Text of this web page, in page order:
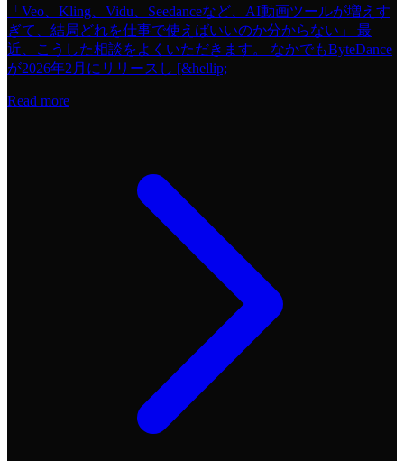
「Veo、Kling、Vidu、Seedanceなど、AI動画ツールが増えす
ぎて、結局どれを仕事で使えばいいのか分からない」 最
近、こうした相談をよくいただきます。 なかでもByteDance
が2026年2月にリリースし [&hellip;
Read more